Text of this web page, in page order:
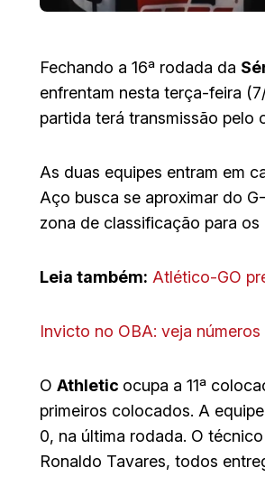
Fechando a 16ª rodada da
enfrentam nesta terça-feira
partida terá transmissão pelo
As duas equipes entram em
Aço busca se aproximar do
zona de classificação para os
Leia também: Atlético-GO
Invicto no OBA: veja
O Athletic ocupa a 11ª
primeiros colocados. A
0, na última rodada. O
Ronaldo Tavares, todos